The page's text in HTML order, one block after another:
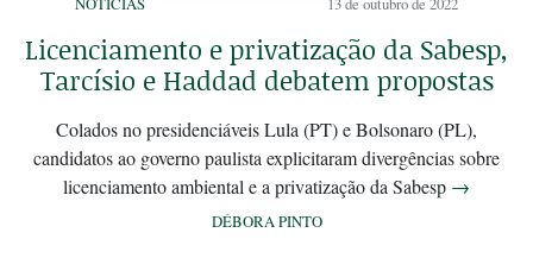
Licenciamento e privatização da Sabesp,
Tarcísio e Haddad debatem propostas
Colados no presidenciáveis Lula (PT) e Bolsonaro (PL),
candidatos ao governo paulista explicitaram divergências sobre
licenciamento ambiental e a privatização da Sabesp →
DÉBORA PINTO